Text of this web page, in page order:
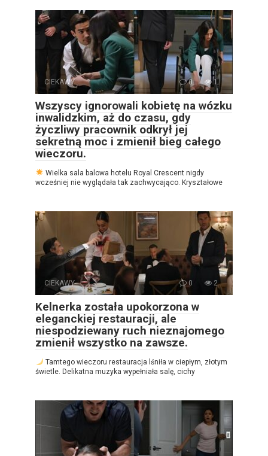
CIEKAWY 0 1
Wszyscy ignorowali kobietę na wózku
inwalidzkim, aż do czasu, gdy
życzliwy pracownik odkrył jej
sekretną moc i zmienił bieg całego
wieczoru.
Wielka sala balowa hotelu Royal Crescent nigdy
wcześniej nie wyglądała tak zachwycająco. Kryształowe
CIEKAWY 0 2
Kelnerka została upokorzona w
eleganckiej restauracji, ale
niespodziewany ruch nieznajomego
zmienił wszystko na zawsze.
Tamtego wieczoru restauracja lśniła w ciepłym, złotym
świetle. Delikatna muzyka wypełniała salę, cichy